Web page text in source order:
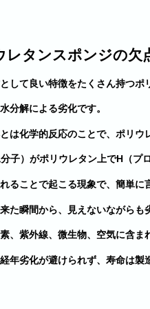
レタンスポンジの欠
して良い特徴をたくさん持つ
分解による劣化です。
は化学的反応のことで、ポリ
子）がポリウレタン上でH（プ
ることで起こる現象で、簡単に
た瞬間から、見えないながらも
、紫外線、微生物、空気に含ま
年劣化が避けられず、寿命は